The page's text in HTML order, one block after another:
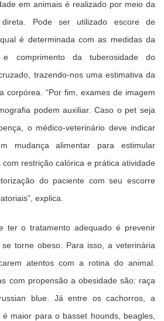
em animais é realizado por meio da
Pode ser utilizado escore de
é determinada com as medidas da
e comprimento da tuberosidade do
trazendo-nos uma estimativa da
corpórea. “Por fim, exames de imagem
podem auxiliar. Caso o pet seja
o médico-veterinário deve indicar
mudança alimentar para estimular
restrição calórica e prática atividade
do paciente com seu escorre
explica.
ter o tratamento adequado é prevenir
torne obeso. Para isso, a veterinária
atentos com a rotina do animal.
com propensão a obesidade são: raça
blue. Já entre os cachorros, a
maior para o basset hounds, beagles,